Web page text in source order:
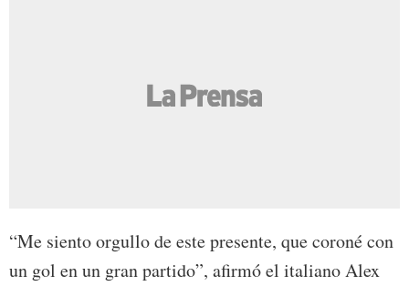
“Me siento orgullo de este presente, que coroné con
un gol en un gran partido”, afirmó el italiano Alex